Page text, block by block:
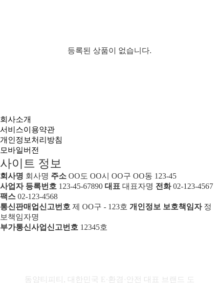
등록된 상품이 없습니다.
회사소개
서비스이용약관
개인정보처리방침
모바일버전
사이트 정보
회사명 회사명 주소 OO도 OO시 OO구 OO동 123-45
사업자 등록번호 123-45-67890 대표 대표자명 전화02-123-4567
팩스 02-123-4568
통신판매업신고번호 제 OO구 - 123호 개인정보 보호책임자정
보책임자명
부가통신사업신고번호 12345호
동양티피티, 대한민국 E·환경·안전 대표 브랜드 도약